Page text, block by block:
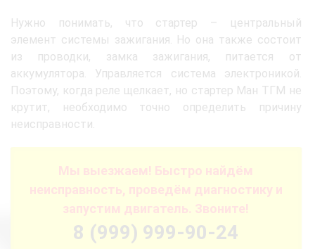
Нужно понимать, что стартер – центральный
элемент системы зажигания. Но она также состоит
из проводки, замка зажигания, питается от
аккумулятора. Управляется система электроникой.
Поэтому, когда реле щелкает, но стартер Ман ТГМ не
крутит, необходимо точно определить причину
неисправности.
Мы выезжаем! Быстро найдём
неисправность, проведём диагностику и
запустим двигатель. Звоните!
8 (999) 999-90-24